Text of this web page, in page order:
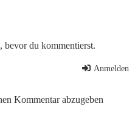
, bevor du kommentierst.
Anmelden
Kommentar abzugeben